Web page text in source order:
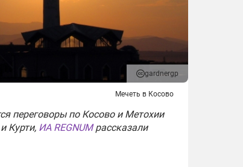
gardnergp
Мечеть в Косово
переговоры по Косово и Метохии
Курти, ИА REGNUMрассказали